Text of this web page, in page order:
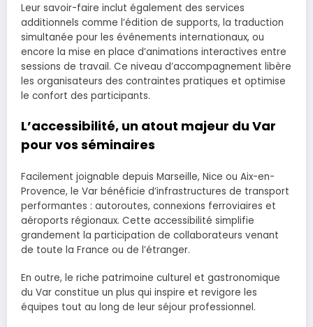
Leur savoir-faire inclut également des services
additionnels comme l’édition de supports, la traduction
simultanée pour les événements internationaux, ou
encore la mise en place d’animations interactives entre
sessions de travail. Ce niveau d’accompagnement libère
les organisateurs des contraintes pratiques et optimise
le confort des participants.
L’accessibilité, un atout majeur du Var
pour vos séminaires
Facilement joignable depuis Marseille, Nice ou Aix-en-
Provence, le Var bénéficie d’infrastructures de transport
performantes : autoroutes, connexions ferroviaires et
aéroports régionaux. Cette accessibilité simplifie
grandement la participation de collaborateurs venant
de toute la France ou de l’étranger.
En outre, le riche patrimoine culturel et gastronomique
du Var constitue un plus qui inspire et revigore les
équipes tout au long de leur séjour professionnel.